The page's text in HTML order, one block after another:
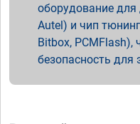
оборудование для
Autel) и чип
Bitbox, PCMFlash),
безопасность для